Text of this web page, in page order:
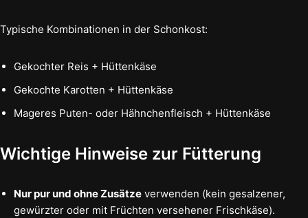
Typische Kombinationen in der Schonkost:
Gekochter Reis + Hüttenkäse
Gekochte Karotten + Hüttenkäse
Mageres Puten- oder Hähnchenfleisch + Hüttenkäse
Wichtige Hinweise zur Fütterung
Nur pur und ohne Zusätze verwenden (kein gesalzener,
gewürzter oder mit Früchten versehener Frischkäse).